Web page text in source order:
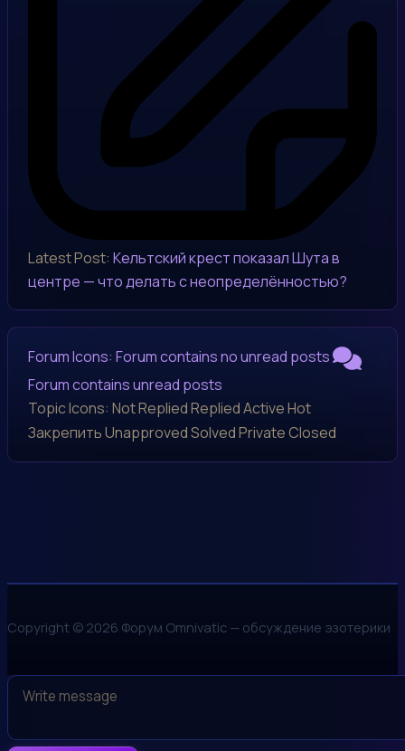
Latest Post: Кельтский крест показал Шута в
центре — что делать с неопределённостью?
Forum Icons: Forum contains no unread posts
Forum contains unread posts
Topic Icons: Not RepliedRepliedActiveHot
ЗакрепитьUnapprovedSolvedPrivateClosed
Copyright © 2026 Форум Omnivatic — обсуждение эзотерики